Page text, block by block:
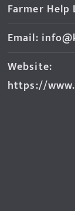
Farmer Help
Email:
Website:
https://